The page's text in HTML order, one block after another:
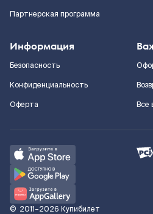
Партнерская программа
Информация
Безопасность
Конфиденциальность
Оферта
Все
© 2011–2026 Купибилет